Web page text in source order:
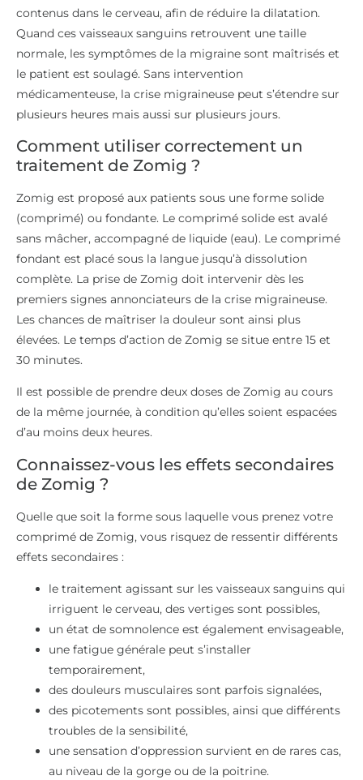
contenus dans le cerveau, afin de réduire la dilatation.
Quand ces vaisseaux sanguins retrouvent une taille
normale, les symptômes de la migraine sont maîtrisés et
le patient est soulagé. Sans intervention
médicamenteuse, la crise migraineuse peut s’étendre sur
plusieurs heures mais aussi sur plusieurs jours.
Comment utiliser correctement un
traitement de Zomig ?
Zomig est proposé aux patients sous une forme solide
(comprimé) ou fondante. Le comprimé solide est avalé
sans mâcher, accompagné de liquide (eau). Le comprimé
fondant est placé sous la langue jusqu’à dissolution
complète. La prise de Zomig doit intervenir dès les
premiers signes annonciateurs de la crise migraineuse.
Les chances de maîtriser la douleur sont ainsi plus
élevées. Le temps d’action de Zomig se situe entre 15 et
30 minutes.
Il est possible de prendre deux doses de Zomig au cours
de la même journée, à condition qu’elles soient espacées
d’au moins deux heures.
Connaissez-vous les effets secondaires
de Zomig ?
Quelle que soit la forme sous laquelle vous prenez votre
comprimé de Zomig, vous risquez de ressentir différents
effets secondaires :
le traitement agissant sur les vaisseaux sanguins qui
irriguent le cerveau, des vertiges sont possibles,
un état de somnolence est également envisageable,
une fatigue générale peut s’installer
temporairement,
des douleurs musculaires sont parfois signalées,
des picotements sont possibles, ainsi que différents
troubles de la sensibilité,
une sensation d’oppression survient en de rares cas,
au niveau de la gorge ou de la poitrine.